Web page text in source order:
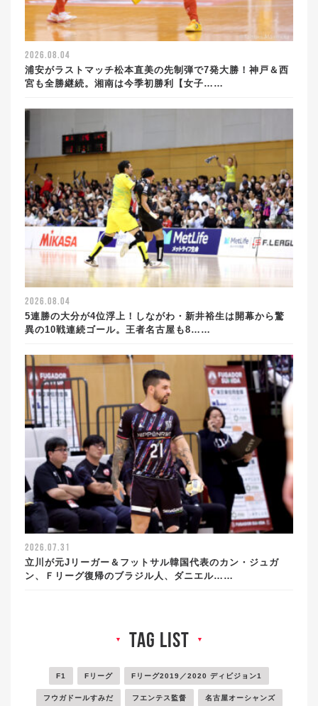
2026.08.04
浦安がラストマッチ松本直美の先制弾で7発大勝！神戸＆西
宮も全勝継続。湘南は今季初勝利【女子……
2026.08.04
5連勝の大分が4位浮上！しながわ・新井裕生は開幕から驚
異の10戦連続ゴール。王者名古屋も8……
2026.07.31
立川が元Jリーガー＆フットサル韓国代表のカン・ジュガ
ン、Ｆリーグ復帰のブラジル人、ダニエル……
▼ tag list ▼
F1 Fリーグ Fリーグ2019／2020 ディビジョン1
フウガドールすみだ フエンテス監督 名古屋オーシャンズ